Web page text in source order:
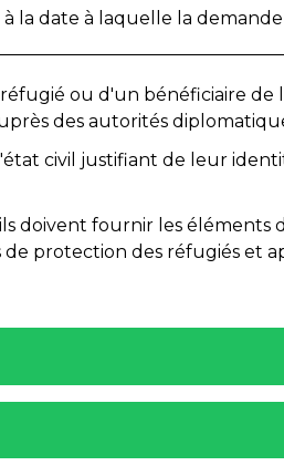
à la date à laquelle la
ou d'un bénéficiaire
des autorités
civil justifiant de leur
doivent fournir les éléments
protection des réfugiés et